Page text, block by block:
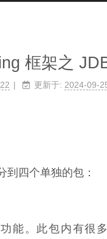
框架之
更新于: 2024-09-
四个单独的包：
能。此包内有很